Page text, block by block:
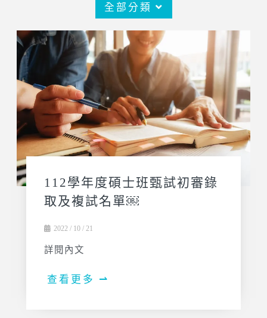
全部分類
112學年度碩士班甄試初審錄
取及複試名單￼
2022 / 10 / 21
詳閱內文
查看更多 ⇀